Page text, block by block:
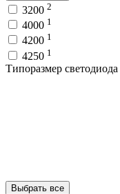
3200 2
4000 1
4200 1
4250 1
Типоразмер светодиода
Выбрать все